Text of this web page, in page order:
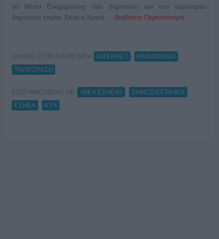
τα Μέσα Ενημέρωσης του δημοσίου και του ευρύτερου
δημοσίου τομέα. Είναι η Κοινή … Διαβάστε Περισσότερα...
ΑΝΗΚΕΙ ΣΤΗΝ ΚΑΤΗΓΟΡΙΑ: INTERNET ΡΑΔΙΟΦΩΝΟ
ΤΗΛΕΟΡΑΣΗ
ΕΠΙΣΗΜΑΣΜΕΝΟ ΜΕ: «ΝΕΑ ΕΣΗΕΑ» ΔΗΜΟΣΙΟΓΡΑΦΟΙ
ΕΣΗΕΑ
ΚΥΑ